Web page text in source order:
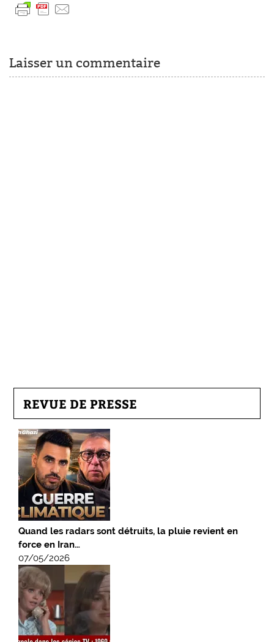
Laisser un commentaire
REVUE DE PRESSE
Quand les radars sont détruits, la pluie revient en
force en Iran…
07/05/2026